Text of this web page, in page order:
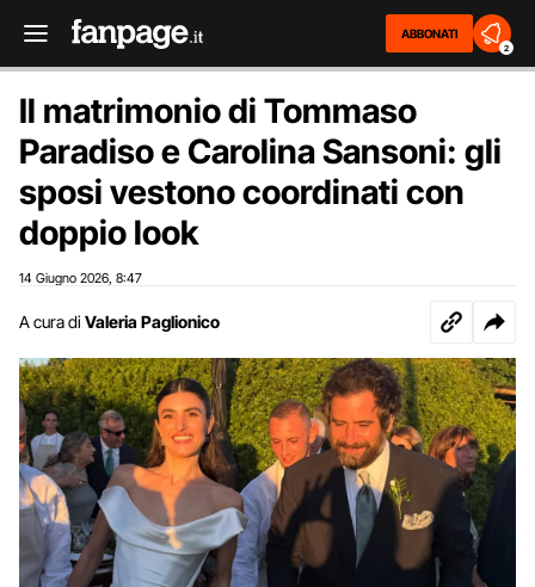
ABBONATI
2
Il matrimonio di Tommaso
Paradiso e Carolina Sansoni: gli
sposi vestono coordinati con
doppio look
14 Giugno 2026 8:47
A cura di Valeria Paglionico